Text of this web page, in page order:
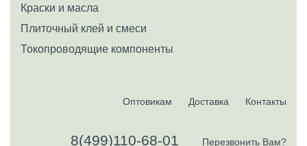
Краски и масла
Плиточный клей и смеси
Токопроводящие компоненты
Оптовикам Доставка Контакты
8(499)110-68-01 Перезвонить Вам?